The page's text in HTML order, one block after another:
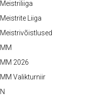
Meistriliiga
Meistrite Liiga
Meistrivõistlused
MM
MM 2026
MM Valikturniir
N